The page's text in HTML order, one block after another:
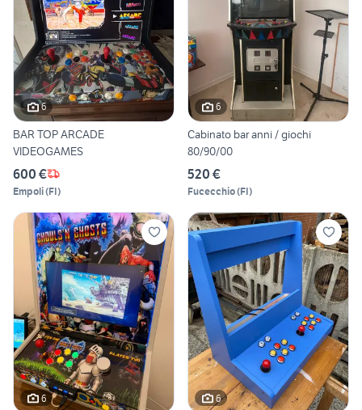
6
BAR TOP ARCADE
VIDEOGAMES
600 €
Empoli(FI)
6
Cabinato bar anni / giochi
80/90/00
520 €
Fucecchio(FI)
6 6